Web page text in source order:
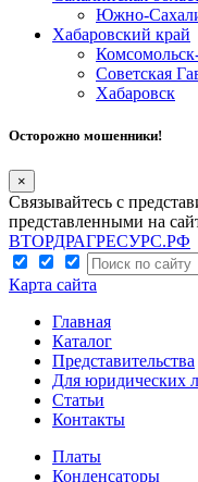
Южно-
Хабаровский край
Советская
Хабаровск
Осторожно мошенники!
×
Связывайтесь с
представленными на
ВТОРДРАГРЕСУРС.РФ
Карта сайта
Главная
Каталог
Представительства
Для юридических
Статьи
Контакты
Платы
Конденсаторы